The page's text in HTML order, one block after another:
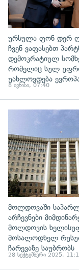
ურსულა ფონ დერ
ჩვენ ვაფასებთ
დემოკრატიულ
რომელიც სულ
უახლოვდება
8 ივნისი, 07:40
მოლდოვაში
არჩევნები
მოლდოვის
მოსალოდნელ
ჩარევაზე საუბრობს
28 სექტემბერი 2025,